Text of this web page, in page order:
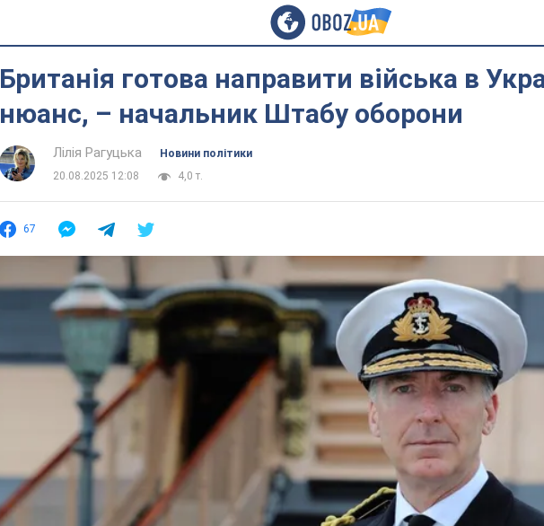
Британія готова направити війська в
нюанс, – начальник Штабу оборони
Лілія Рагуцька
Новини політики
20.08.2025 12:08
4,0 т.
67